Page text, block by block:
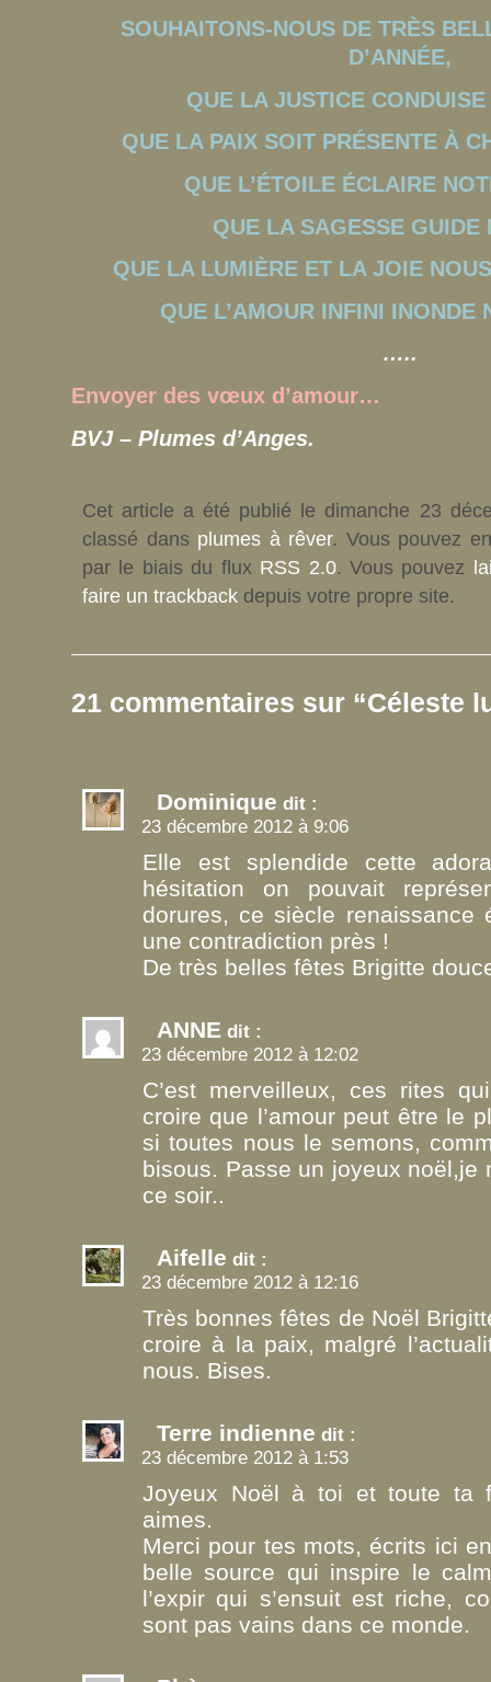
SOUHAITONS-NOUS DE TRÈS
D’ANNÉE,
QUE LA JUSTICE
QUE LA PAIX SOIT PRÉSENTE À
QUE L’ÉTOILE ÉCLAIRE
QUE LA SAGESSE GUIDE
QUE LA LUMIÈRE ET LA JOIE
QUE L’AMOUR INFINI INONDE
…..
Envoyer des vœux d’amour…
BVJ – Plumes d’Anges.
Cet article a été publié le dimanche 23
classé dans plumes à rêver. Vous pouvez
par le biais du flux RSS 2.0. Vous pouvez
faire un trackback depuis votre propre site.
21 commentaires sur “Céleste
Dominique dit :
23 décembre 2012 à 9:06
Elle est splendide cette
hésitation on pouvait
dorures, ce siècle
une contradiction près !
De très belles fêtes Brigitte
ANNE dit :
23 décembre 2012 à 12:02
C’est merveilleux, ces rites
croire que l’amour peut être le
si toutes nous le semons,
bisous. Passe un joyeux noël,je
ce soir..
Aifelle dit :
23 décembre 2012 à 12:16
Très bonnes fêtes de Noël
croire à la paix, malgré
nous. Bises.
Terre indienne dit :
23 décembre 2012 à 1:53
Joyeux Noël à toi et toute ta
aimes.
Merci pour tes mots, écrits ici
belle source qui inspire le
l’expir qui s’ensuit est riche,
sont pas vains dans ce monde.